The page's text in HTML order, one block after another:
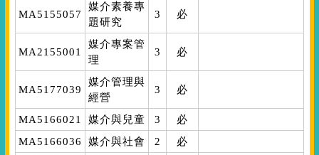
MA5155057
媒介素養專
題研究
3 必
MA2155001
媒介專案管
理
3 必
MA5177039
媒介管理與
經營
3 必
MA5166021 媒介與兒童 3
必
MA5166036
媒介與社會 2
必